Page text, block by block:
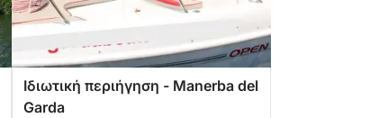
Ιδιωτική περιήγηση - Manerba del
Garda